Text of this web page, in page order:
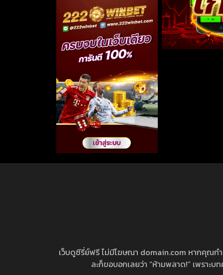
เว็บดูซีรี่ย์ฟรี ไม่มีโฆษณา domain.com หากคุณก
ละก็ขอบอกเลยว่า “ห้ามพลาด!” เพราะ